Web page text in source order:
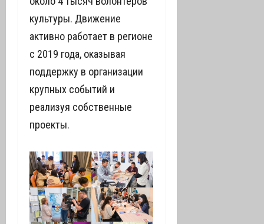
культуры. Движение
активно работает в регионе
с 2019 года, оказывая
поддержку в организации
крупных событий и
реализуя собственные
проекты.